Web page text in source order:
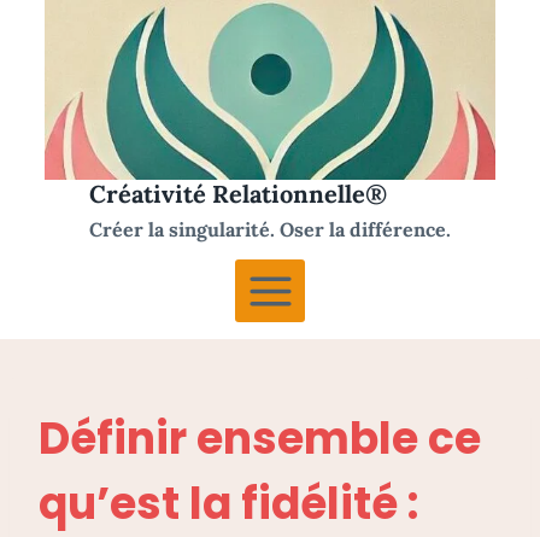
Créativité Relationnelle®
Créer la singularité. Oser la différence.
Définir ensemble ce
qu’est la fidélité :